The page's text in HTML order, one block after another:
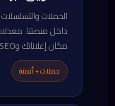
الحملات
داخل منصتنا.
مكان إعلاناتك وSEO.
حملات + أتمتة